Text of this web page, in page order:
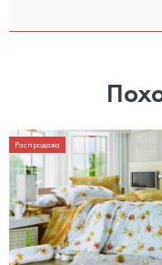
Распродажа